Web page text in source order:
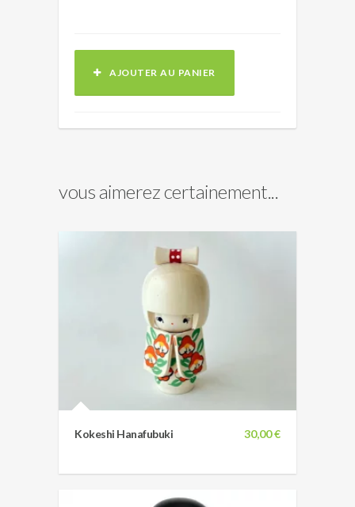
AJOUTER AU PANIER
vous aimerez certainement...
30,00 €
Kokeshi Hanafubuki